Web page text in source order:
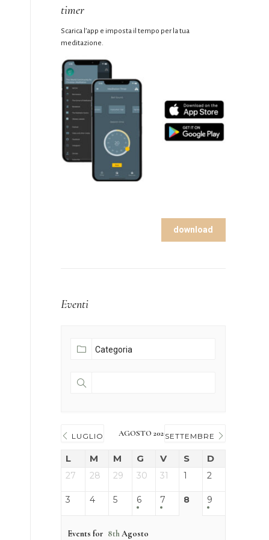
timer
Scarica l’app e imposta il tempo per la tua
meditazione.
download
Eventi
LUGLIO AGOSTO 2026SETTEMBRE
L M M G V S D
27 28 29 30 31 1 2
3 4 5 6 7 8 9
Events for 8thAgosto